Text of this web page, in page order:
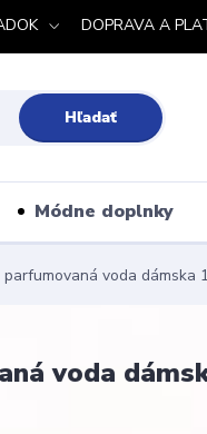
DOPRAVA A
Hľadať
Módne doplnky
voda dámska
voda